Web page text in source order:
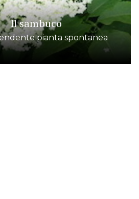
Il sambuco
pianta spontanea